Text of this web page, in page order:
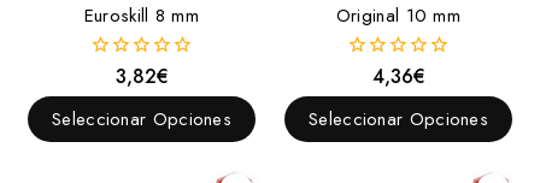
Euroskill 8 mm
fuera
de
3,82€
Seleccionar Opciones
Original 10 mm
fuera
de
4,36€
Seleccionar Opciones